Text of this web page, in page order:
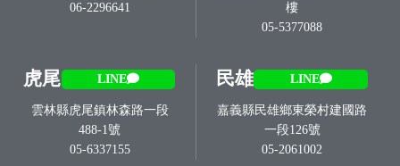
06-2296641
樓
05-5377088
虎尾 LINE
雲林縣虎尾鎮林森路一段
488-1號
05-6337155
民雄 LINE
嘉義縣民雄鄉東榮村建國路
一段126號
05-2061002